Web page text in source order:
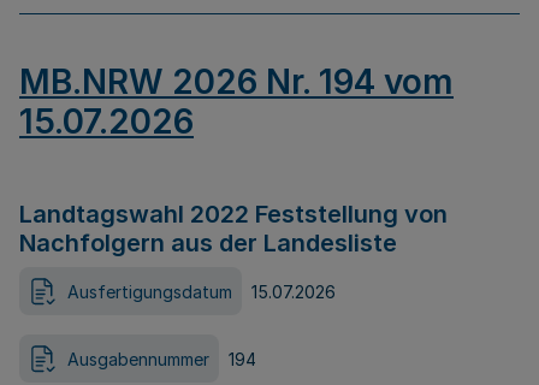
MB.NRW 2026 Nr. 194 vom
15.07.2026
Landtagswahl 2022 Feststellung von
Nachfolgern aus der Landesliste
Ausfertigungsdatum 15.07.2026
Ausgabennummer 194